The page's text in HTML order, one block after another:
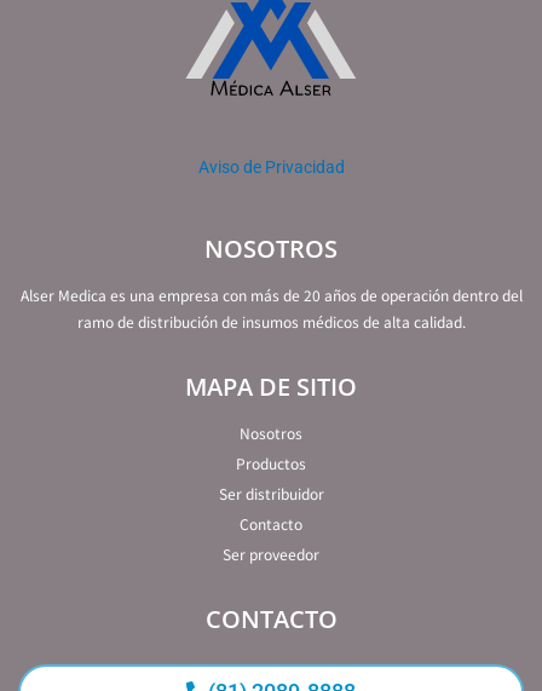
Aviso de Privacidad
NOSOTROS
Alser Medica es una empresa con más de 20 años de operación dentro del
ramo de distribución de insumos médicos de alta calidad.
MAPA DE SITIO
Nosotros
Productos
Ser distribuidor
Contacto
Ser proveedor
CONTACTO